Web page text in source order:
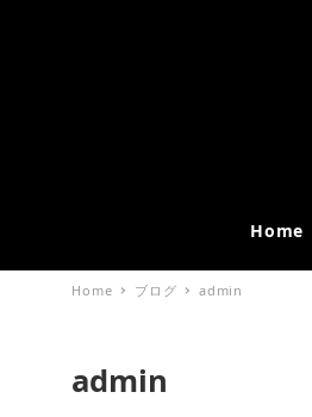
Home
Home ブログ admin
admin